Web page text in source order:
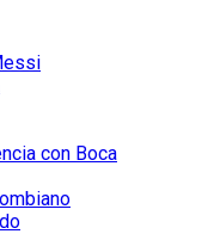
con Boca